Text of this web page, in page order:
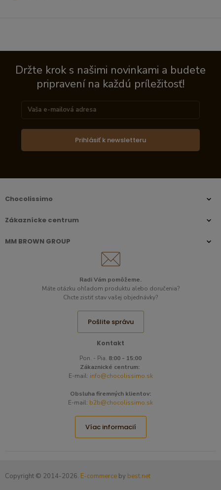
Držte krok s našimi novinkami a budete
pripravení na každú príležitosť!
Prihlásiť k newsletteru
Chocolissimo
Zákaznícke centrum
MM BROWN GROUP
Kontakt
Pon. - Pia. 8:00 - 15:00
Zákaznické centrum:
E-mail: info@chocolissimo.sk
Obsluha firemných klientov:
E-mail: b2b@chocolissimo.sk
Víac informacií
Radi Vám pomôžeme.​
Máte otázku ohľadom produktu alebo doručenia?
Chcte zistiť stav vašej objednávky?
Pošlite správu
Copyright © 2014-2026. E-commerce by best.net